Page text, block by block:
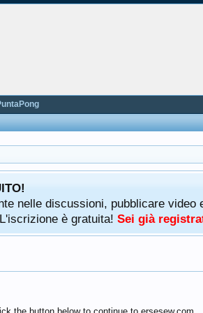
nelle discussioni, pubblicare
è gratuita! Sei già